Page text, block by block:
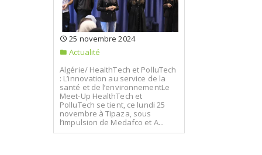
25 novembre 2024
Actualité
Algérie/ HealthTech et PolluTech
: L’innovation au service de la
santé et de l’environnementLe
Meet-Up HealthTech et
PolluTech se tient, ce lundi 25
novembre à Tipaza, sous
l’impulsion de Medafco et A...